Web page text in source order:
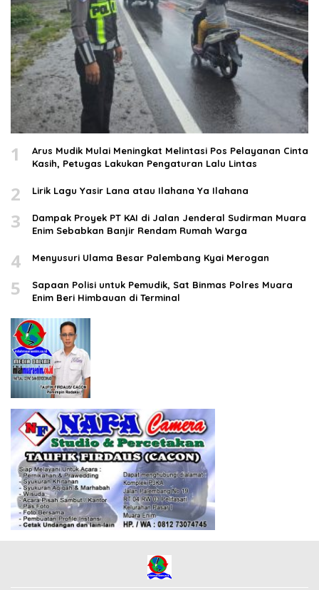
1
Arus Mudik Mulai Meningkat Melintasi Pos Pelayanan Cinta
Kasih, Petugas Lakukan Pengaturan Lalu Lintas
2 Lirik Lagu Yasir Lana atau Ilahana Ya Ilahana
3
Dampak Proyek PT KAI di Jalan Jenderal Sudirman Muara
Enim Sebabkan Banjir Rendam Rumah Warga
4 Menyusuri Ulama Besar Palembang Kyai Merogan
5
Sapaan Polisi untuk Pemudik, Sat Binmas Polres Muara
Enim Beri Himbauan di Terminal